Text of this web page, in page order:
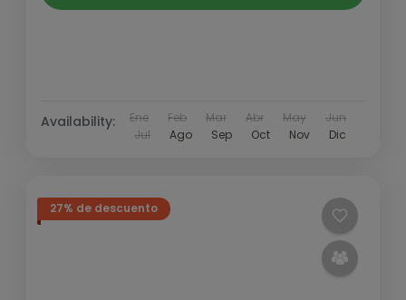
Availability: Ene Feb Mar Abr May
Jun
Jul
Ago Sep Oct Nov Dic
27% de descuento